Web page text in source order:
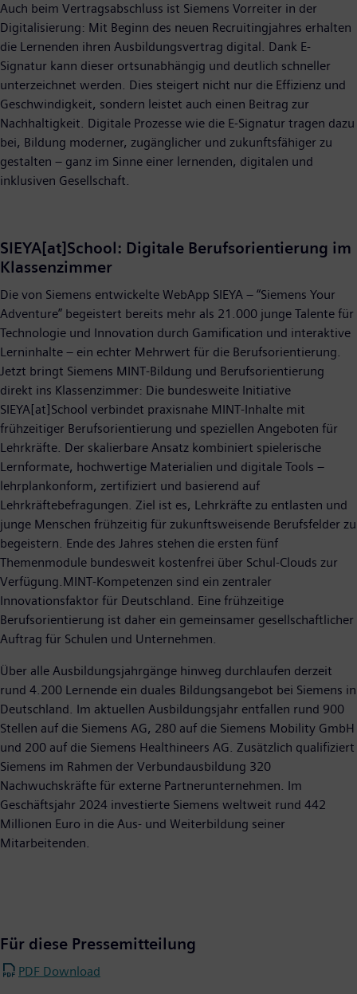
Auch beim Vertragsabschluss ist Siemens Vorreiter in der
Digitalisierung: Mit Beginn des neuen Recruitingjahres erhalten
die Lernenden ihren Ausbildungsvertrag digital. Dank E-
Signatur kann dieser ortsunabhängig und deutlich schneller
unterzeichnet werden. Dies steigert nicht nur die Effizienz und
Geschwindigkeit, sondern leistet auch einen Beitrag zur
Nachhaltigkeit. Digitale Prozesse wie die E-Signatur tragen dazu
bei, Bildung moderner, zugänglicher und zukunftsfähiger zu
gestalten – ganz im Sinne einer lernenden, digitalen und
inklusiven Gesellschaft.
SIEYA[at]School: Digitale Berufsorientierung im
Klassenzimmer
Die von Siemens entwickelte WebApp SIEYA – “Siemens Your
Adventure” begeistert bereits mehr als 21.000 junge Talente für
Technologie und Innovation durch Gamification und interaktive
Lerninhalte – ein echter Mehrwert für die Berufsorientierung.
Jetzt bringt Siemens MINT-Bildung und Berufsorientierung
direkt ins Klassenzimmer: Die bundesweite Initiative
SIEYA[at]School verbindet praxisnahe MINT-Inhalte mit
frühzeitiger Berufsorientierung und speziellen Angeboten für
Lehrkräfte. Der skalierbare Ansatz kombiniert spielerische
Lernformate, hochwertige Materialien und digitale Tools –
lehrplankonform, zertifiziert und basierend auf
Lehrkräftebefragungen. Ziel ist es, Lehrkräfte zu entlasten und
junge Menschen frühzeitig für zukunftsweisende Berufsfelder zu
begeistern. Ende des Jahres stehen die ersten fünf
Themenmodule bundesweit kostenfrei über Schul-Clouds zur
Verfügung.MINT-Kompetenzen sind ein zentraler
Innovationsfaktor für Deutschland. Eine frühzeitige
Berufsorientierung ist daher ein gemeinsamer gesellschaftlicher
Auftrag für Schulen und Unternehmen.
Über alle Ausbildungsjahrgänge hinweg durchlaufen derzeit
rund 4.200 Lernende ein duales Bildungsangebot bei Siemens in
Deutschland. Im aktuellen Ausbildungsjahr entfallen rund 900
Stellen auf die Siemens AG, 280 auf die Siemens Mobility GmbH
und 200 auf die Siemens Healthineers AG. Zusätzlich qualifiziert
Siemens im Rahmen der Verbundausbildung 320
Nachwuchskräfte für externe Partnerunternehmen. Im
Geschäftsjahr 2024 investierte Siemens weltweit rund 442
Millionen Euro in die Aus- und Weiterbildung seiner
Mitarbeitenden.
Für diese Pressemitteilung
PDF Download